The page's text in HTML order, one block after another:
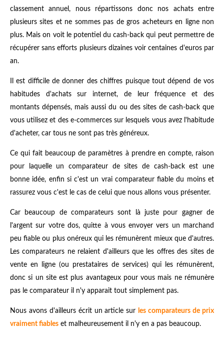
classement annuel, nous répartissons donc nos achats entre
plusieurs sites et ne sommes pas de gros acheteurs en ligne non
plus. Mais on voit le potentiel du cash-back qui peut permettre de
récupérer sans efforts plusieurs dizaines voir centaines d'euros par
an.
Il est difficile de donner des chiffres puisque tout dépend de vos
habitudes d'achats sur internet, de leur fréquence et des
montants dépensés, mais aussi du ou des sites de cash-back que
vous utilisez et des e-commerces sur lesquels vous avez l'habitude
d'acheter, car tous ne sont pas très généreux.
Ce qui fait beaucoup de paramètres à prendre en compte, raison
pour laquelle un comparateur de sites de cash-back est une
bonne idée, enfin si c'est un vrai comparateur fiable du moins et
rassurez vous c'est le cas de celui que nous allons vous présenter.
Car beaucoup de comparateurs sont là juste pour gagner de
l'argent sur votre dos, quitte à vous envoyer vers un marchand
peu fiable ou plus onéreux qui les rémunèrent mieux que d'autres.
Les comparateurs ne relaient d'ailleurs que les offres des sites de
vente en ligne (ou prestataires de services) qui les rémunèrent,
donc si un site est plus avantageux pour vous mais ne rémunère
pas le comparateur il n'y apparait tout simplement pas.
Nous avons d'ailleurs écrit un article sur les comparateurs de prix
vraiment fiables et malheureusement il n'y en a pas beaucoup.